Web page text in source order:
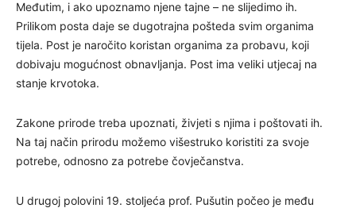
Međutim, i ako upoznamo njene tajne – ne slijedimo ih.
Prilikom posta daje se dugotrajna pošteda svim organima
tijela. Post je naročito koristan organima za probavu, koji
dobivaju mogućnost obnavljanja. Post ima veliki utjecaj na
stanje krvotoka.
Zakone prirode treba upoznati, živjeti s njima i poštovati ih.
Na taj način prirodu možemo višestruko koristiti za svoje
potrebe, odnosno za potrebe čovječanstva.
U drugoj polovini 19. stoljeća prof. Pušutin počeo je među